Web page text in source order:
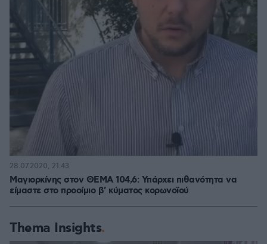
Μαγιορκίνης στον ΘΕΜΑ 104,6: Υπάρχει πιθανότητα να
είμαστε στο προοίμιο β' κύματος κορωνοϊού
28.07.2020, 21:43
Thema Insights